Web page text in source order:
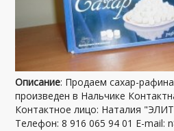
Описание: Продаем сахар-
произведен в Нальчике
Контактное лицо: Наталия
Телефон: 8 916 065 94 01 E-mail: